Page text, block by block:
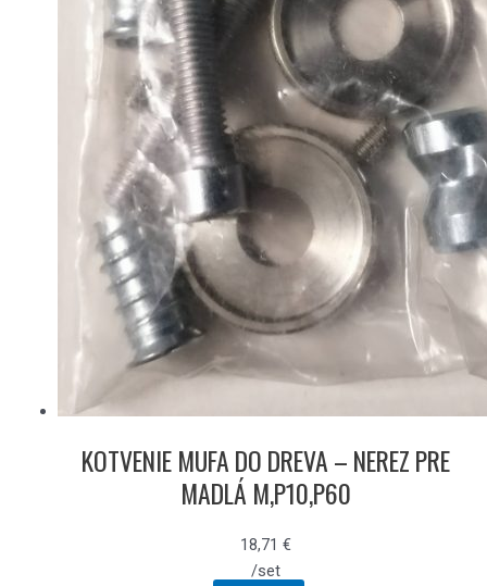
KOTVENIE MUFA DO DREVA – NEREZ PRE
MADLÁ M,P10,P60
18,71 €
/set